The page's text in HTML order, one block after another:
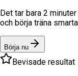
Det tar bara 2
och börja träna
Börja nu
Bevisade resultat